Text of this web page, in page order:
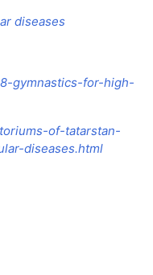
diseases
gymnastics-for-high-
of-tatarstan-
diseases.html